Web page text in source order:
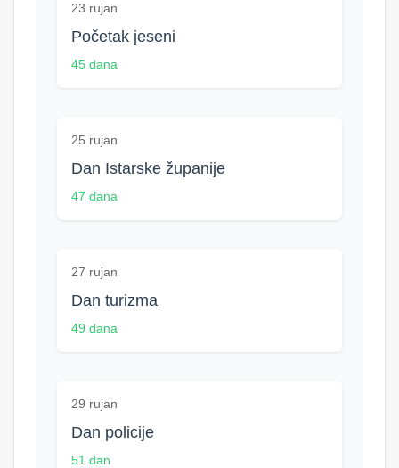
23 rujan
Početak jeseni
45 dana
25 rujan
Dan Istarske županije
47 dana
27 rujan
Dan turizma
49 dana
29 rujan
Dan policije
51 dan